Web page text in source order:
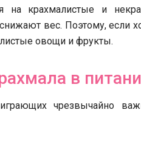
на крахмалистые и
вес. Поэтому, если
овощи и фрукты.
в
чрезвычайно
маникюр